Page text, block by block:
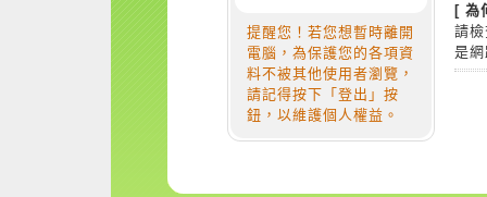
提醒您！若您想暫時離開
電腦，為保護您的各項資
料不被其他使用者瀏覽，
請記得按下「登出」按
鈕，以維護個人權益。
[ 為
請
是